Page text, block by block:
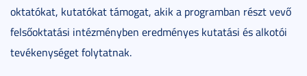
oktatókat, kutatókat támogat, akik a programban részt vevő
felsőoktatási intézményben eredményes kutatási és alkotói
tevékenységet folytatnak.